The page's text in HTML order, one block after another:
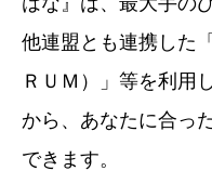
他連盟とも連携した
ＲＵＭ）」等を利用
から、 あなたに合っ
できます。